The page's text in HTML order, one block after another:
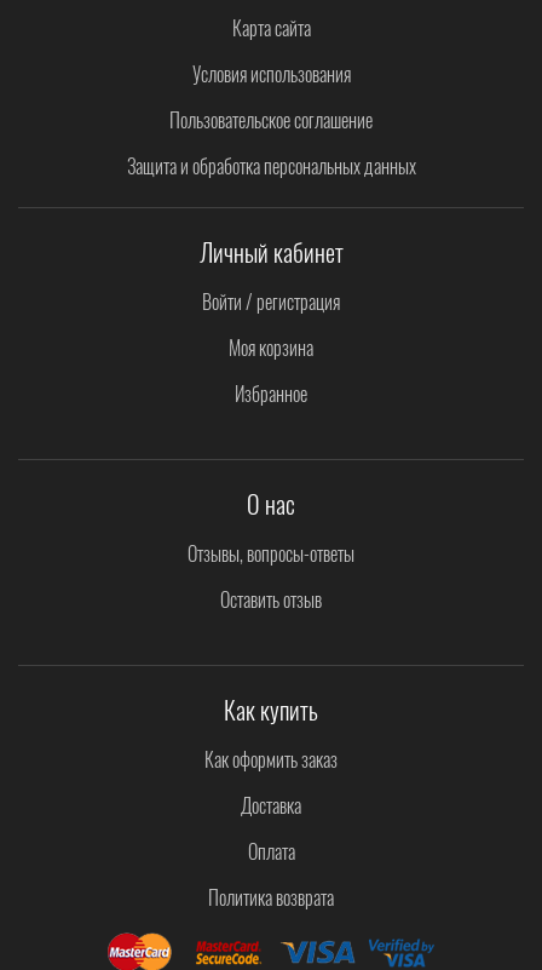
Карта сайта
Условия использования
Пользовательское соглашение
Защита и обработка персональных данных
Личный кабинет
Войти / регистрация
Моя корзина
Избранное
О нас
Отзывы, вопросы-ответы
Оставить отзыв
Как купить
Как оформить заказ
Доставка
Оплата
Политика возврата